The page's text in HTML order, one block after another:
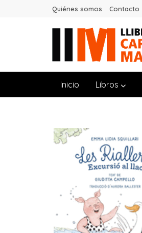
Quiénes somos Contacto
Inicio Libros